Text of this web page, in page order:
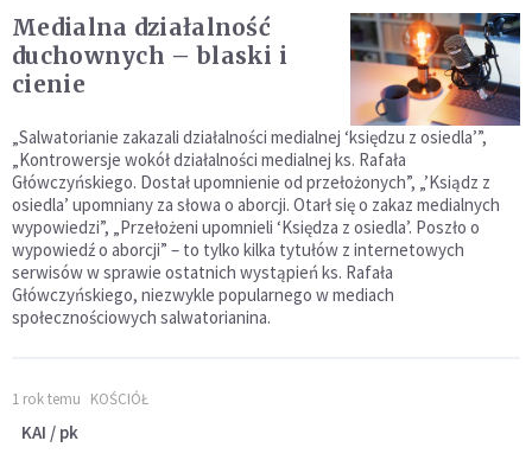
Medialna działalność
duchownych – blaski i
cienie
„Salwatorianie zakazali działalności medialnej ‘księdzu z osiedla’”,
„Kontrowersje wokół działalności medialnej ks. Rafała
Główczyńskiego. Dostał upomnienie od przełożonych”, „’Ksiądz z
osiedla’ upomniany za słowa o aborcji. Otarł się o zakaz medialnych
wypowiedzi”, „Przełożeni upomnieli ‘Księdza z osiedla’. Poszło o
wypowiedź o aborcji” – to tylko kilka tytułów z internetowych
serwisów w sprawie ostatnich wystąpień ks. Rafała
Główczyńskiego, niezwykle popularnego w mediach
społecznościowych salwatorianina.
1 rok temu KOŚCIÓŁ
KAI / pk